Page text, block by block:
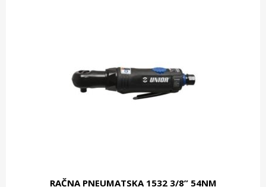
RAČNA PNEUMATSKA 1532 3/8” 54NM